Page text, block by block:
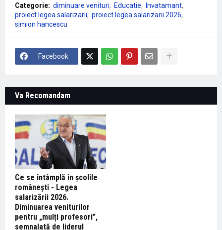
Categorie: diminuare venituri Educatie
Invatamant
proiect legea salarizarii
proiect legea salarizarii 2026
simion hancescu
Facebook
Va Recomandam
Ce se întâmplă în școlile
românești - Legea
salarizării 2026.
Diminuarea veniturilor
pentru „mulți profesori”,
semnalată de liderul